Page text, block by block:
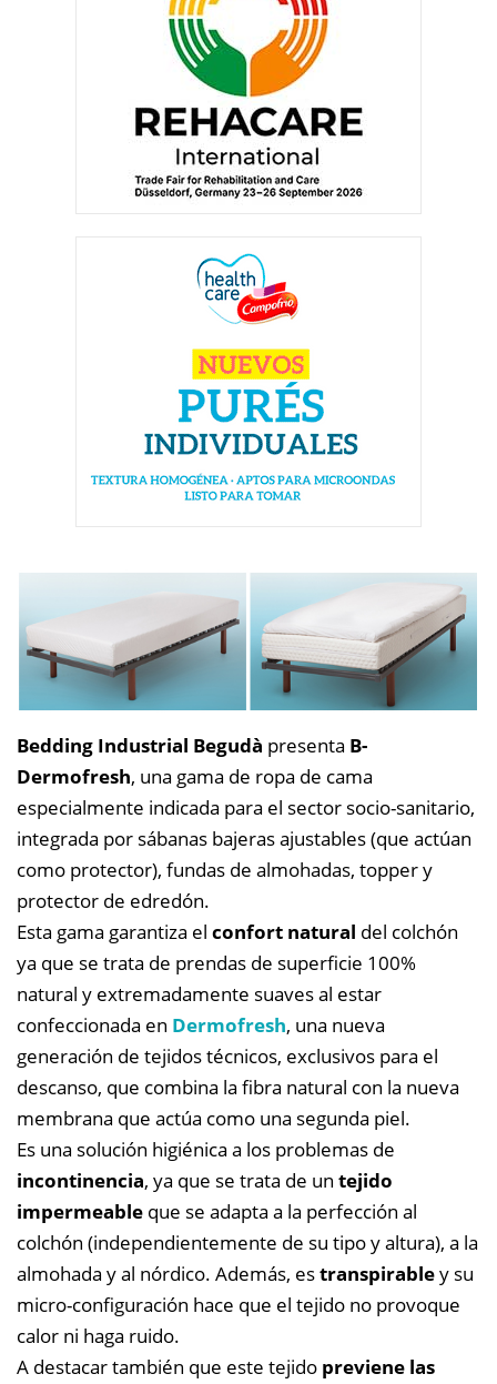
Bedding Industrial Begudà presenta B-
Dermofresh, una gama de ropa de cama
especialmente indicada para el sector socio-sanitario,
integrada por sábanas bajeras ajustables (que actúan
como protector), fundas de almohadas, topper y
protector de edredón.
Esta gama garantiza el confort natural del colchón
ya que se trata de prendas de superficie 100%
natural y extremadamente suaves al estar
confeccionada en Dermofresh, una nueva
generación de tejidos técnicos, exclusivos para el
descanso, que combina la fibra natural con la nueva
membrana que actúa como una segunda piel.
Es una solución higiénica a los problemas de
incontinencia, ya que se trata de un tejido
impermeable que se adapta a la perfección al
colchón (independientemente de su tipo y altura), a la
almohada y al nórdico. Además, estranspirabley su
micro-configuración hace que el tejido no provoque
calor ni haga ruido.
A destacar también que este tejido previene las